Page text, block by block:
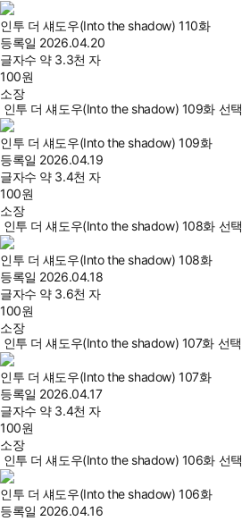
인투 더 섀도우(Into the shadow) 110화
등록일 2026.04.20
글자수 약 3.3천 자
100원
소장
인투 더 섀도우(Into the shadow) 109화 선택
인투 더 섀도우(Into the shadow) 109화
등록일 2026.04.19
글자수 약 3.4천 자
100원
소장
인투 더 섀도우(Into the shadow) 108화 선택
인투 더 섀도우(Into the shadow) 108화
등록일 2026.04.18
글자수 약 3.6천 자
100원
소장
인투 더 섀도우(Into the shadow) 107화 선택
인투 더 섀도우(Into the shadow) 107화
등록일 2026.04.17
글자수 약 3.4천 자
100원
소장
인투 더 섀도우(Into the shadow) 106화 선택
인투 더 섀도우(Into the shadow) 106화
등록일 2026.04.16